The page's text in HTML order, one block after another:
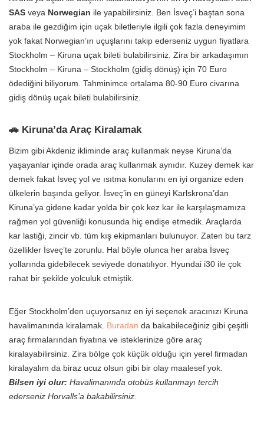
SAS veya Norwegian ile yapabilirsiniz. Ben İsveç’i baştan sona
araba ile gezdiğim için uçak biletleriyle ilgili çok fazla deneyimim
yok fakat Norwegian’ın uçuşlarını takip ederseniz uygun fiyatlara
Stockholm – Kiruna uçak bileti bulabilirsiniz. Zira bir arkadaşımın
Stockholm – Kiruna – Stockholm (gidiş dönüş) için 70 Euro
ödediğini biliyorum. Tahminimce ortalama 80-90 Euro civarına
gidiş dönüş uçak bileti bulabilirsiniz.
🚗 Kiruna’da Araç Kiralamak
Bizim gibi Akdeniz ikliminde araç kullanmak neyse Kiruna’da
yaşayanlar içinde orada araç kullanmak aynıdır. Kuzey demek kar
demek fakat İsveç yol ve ısıtma konularını en iyi organize eden
ülkelerin başında geliyor. İsveç’in en güneyi Karlskrona’dan
Kiruna’ya gidene kadar yolda bir çok kez kar ile karşılaşmamıza
rağmen yol güvenliği konusunda hiç endişe etmedik. Araçlarda
kar lastiği, zincir vb. tüm kış ekipmanları bulunuyor. Zaten bu tarz
özellikler İsveç’te zorunlu. Hal böyle olunca her araba İsveç
yollarında gidebilecek seviyede donatılıyor. Hyundai i30 ile çok
rahat bir şekilde yolculuk etmiştik.
Eğer Stockholm’den uçuyorsanız en iyi seçenek aracınızı Kiruna
havalimanında kiralamak. Buradan da bakabileceğiniz gibi çeşitli
araç firmalarından fiyatına ve isteklerinize göre araç
kiralayabilirsiniz. Zira bölge çok küçük olduğu için yerel firmadan
kiralayalım da biraz ucuz olsun gibi bir olay maalesef yok.
Bilsen iyi olur: Havalimanında otobüs kullanmayı tercih
ederseniz Horvalls’a bakabilirsiniz.